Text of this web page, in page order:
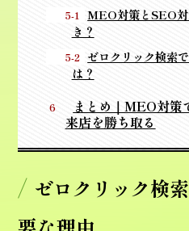
MEO対策とSEO
き？
ゼロクリック検索
は？
まとめ｜MEO対策
来店を勝ち取る
ゼロクリック検